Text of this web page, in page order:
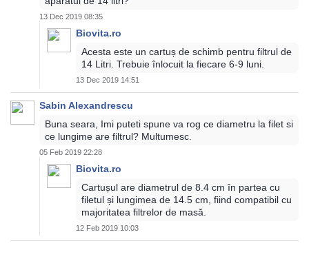
13 Dec 2019 08:35
Biovita.ro
Acesta este un cartuș de schimb pentru filtrul de
14 Litri. Trebuie înlocuit la fiecare 6-9 luni.
13 Dec 2019 14:51
Sabin Alexandrescu
Buna seara, Imi puteti spune va rog ce diametru la filet si
ce lungime are filtrul? Multumesc.
05 Feb 2019 22:28
Biovita.ro
Cartușul are diametrul de 8.4 cm în partea cu
filetul și lungimea de 14.5 cm, fiind compatibil cu
majoritatea filtrelor de masă.
12 Feb 2019 10:03